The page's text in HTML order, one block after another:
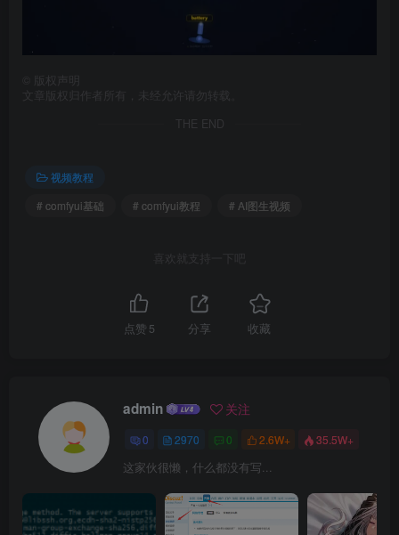
版权声明
文章版权归作者所有，未经允许请勿转载。
THE END
视频教程
# comfyui基础
# comfyui教程 # AI图生视频
喜欢就支持一下吧
点赞 5 分享 收藏
admin 关注
0 2970 0 2.6W+ 35.5W+
这家伙很懒，什么都没有写...